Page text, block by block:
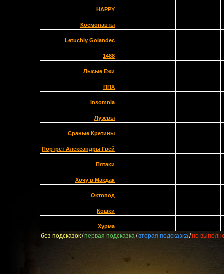
HAPPY
Космонавты
Letuchiy Golandec
1488
Лысые Ежи
ППХ
Insomnia
Лузеры
Сраные Кретины
Портрет Александры Грей
Пятаки
Хочу в Макдак
Октопод
Кошки
Хурма
без подсказок/первая подсказка/вторая подсказка/не